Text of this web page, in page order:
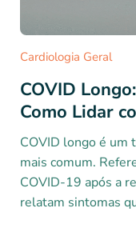
Cardiologia Geral
COVID
Como Lidar
COVID longo é um
mais comum.
COVID-19 após a
relatam sintomas